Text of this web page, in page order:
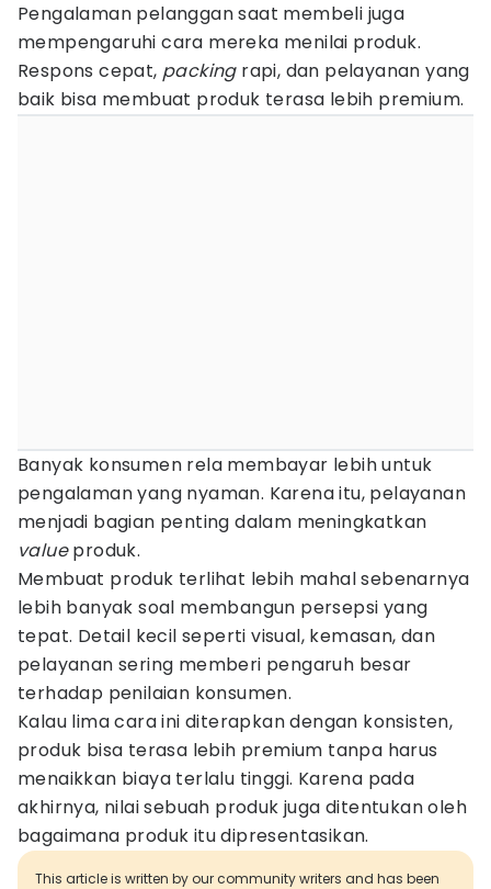
Pengalaman pelanggan saat membeli juga
mempengaruhi cara mereka menilai produk.
Respons cepat, packingrapi, dan pelayanan yang
baik bisa membuat produk terasa lebih premium.
Banyak konsumen rela membayar lebih untuk
pengalaman yang nyaman. Karena itu, pelayanan
menjadi bagian penting dalam meningkatkan
valueproduk.
Membuat produk terlihat lebih mahal sebenarnya
lebih banyak soal membangun persepsi yang
tepat. Detail kecil seperti visual, kemasan, dan
pelayanan sering memberi pengaruh besar
terhadap penilaian konsumen.
Kalau lima cara ini diterapkan dengan konsisten,
produk bisa terasa lebih premium tanpa harus
menaikkan biaya terlalu tinggi. Karena pada
akhirnya, nilai sebuah produk juga ditentukan oleh
bagaimana produk itu dipresentasikan.
This article is written by our community writers and has been